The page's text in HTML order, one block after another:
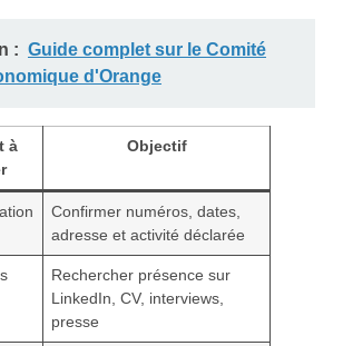
: Guide complet sur le Comité
d'Orange
à
Objectif
Confirmer numéros, dates,
adresse et activité déclarée
Rechercher présence sur
LinkedIn, CV, interviews,
presse